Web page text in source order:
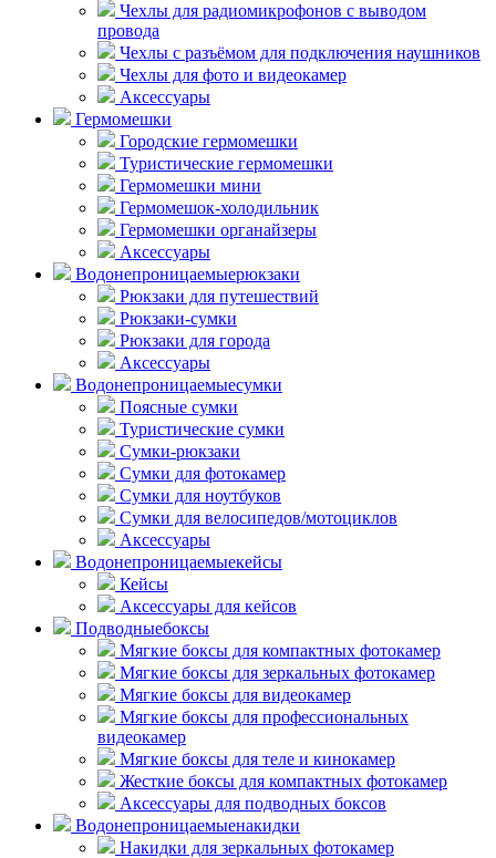
Чехлы для радиомикрофонов с выводом
провода
Чехлы с разъёмом для подключения наушников
Чехлы для фото и видеокамер
Аксессуары
Гермомешки
Городские гермомешки
Туристические гермомешки
Гермомешки мини
Гермомешок-холодильник
Гермомешки органайзеры
Аксессуары
Водонепроницаемыерюкзаки
Рюкзаки для путешествий
Рюкзаки-сумки
Рюкзаки для города
Аксессуары
Водонепроницаемыесумки
Поясные сумки
Туристические сумки
Сумки-рюкзаки
Сумки для фотокамер
Сумки для ноутбуков
Сумки для велосипедов/мотоциклов
Аксессуары
Водонепроницаемыекейсы
Кейсы
Аксессуары для кейсов
Подводныебоксы
Мягкие боксы для компактных фотокамер
Мягкие боксы для зеркальных фотокамер
Мягкие боксы для видеокамер
Мягкие боксы для профессиональных
видеокамер
Мягкие боксы для теле и кинокамер
Жесткие боксы для компактных фотокамер
Аксессуары для подводных боксов
Водонепроницаемыенакидки
Накидки для зеркальных фотокамер